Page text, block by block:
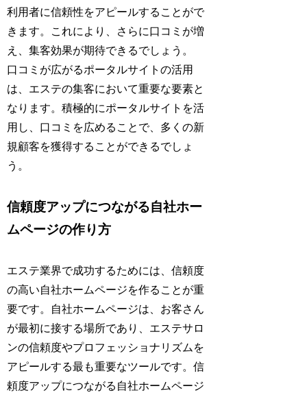
利用者に信頼性をアピールすることがで
きます。これにより、さらに口コミが増
え、集客効果が期待できるでしょう。
口コミが広がるポータルサイトの活用
は、エステの集客において重要な要素と
なります。積極的にポータルサイトを活
用し、口コミを広めることで、多くの新
規顧客を獲得することができるでしょ
う。
信頼度アップにつながる自社ホー
ムページの作り方
エステ業界で成功するためには、信頼度
の高い自社ホームページを作ることが重
要です。自社ホームページは、お客さん
が最初に接する場所であり、エステサロ
ンの信頼度やプロフェッショナリズムを
アピールする最も重要なツールです。信
頼度アップにつながる自社ホームページ